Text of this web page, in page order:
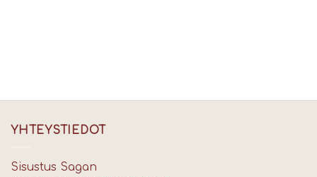
YHTEYSTIEDOT
Sisustus Sagan